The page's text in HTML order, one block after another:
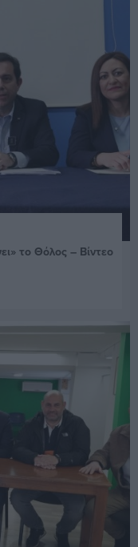
το Θόλος – Βίντεο